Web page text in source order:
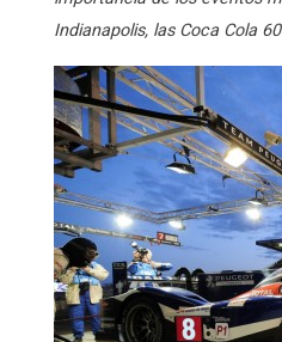
Indianapolis, las Coca Cola